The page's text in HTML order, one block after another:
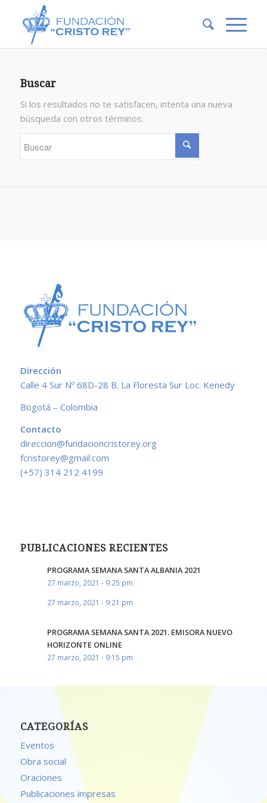
Buscar
Si los resultados no te satisfacen, intenta una nueva
búsqueda con otros términos.
Dirección
Calle 4 Sur Nº 68D-28 B. La Floresta Sur Loc. Kenedy
Bogotá – Colombia
Contacto
direccion@fundacioncristorey.org
fcristorey@gmail.com
(+57) 314 212 4199
PUBLICACIONES RECIENTES
PROGRAMA SEMANA SANTA ALBANIA 2021
27 marzo, 2021 - 9:25 pm
27 marzo, 2021 - 9:21 pm
PROGRAMA SEMANA SANTA 2021. EMISORA NUEVO
HORIZONTE ONLINE
27 marzo, 2021 - 9:15 pm
CATEGORÍAS
Eventos
Obra social
Oraciones
Publicaciones impresas